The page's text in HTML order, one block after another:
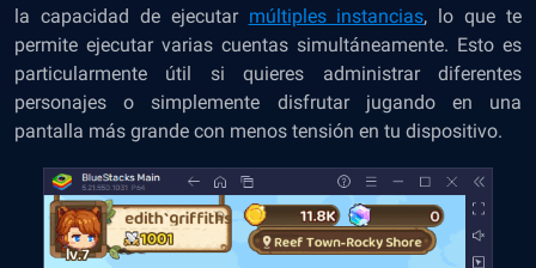
la capacidad de ejecutar múltiples instancias, lo que te
permite ejecutar varias cuentas simultáneamente. Esto es
particularmente útil si quieres administrar diferentes
personajes o simplemente disfrutar jugando en una
pantalla más grande con menos tensión en tu dispositivo.